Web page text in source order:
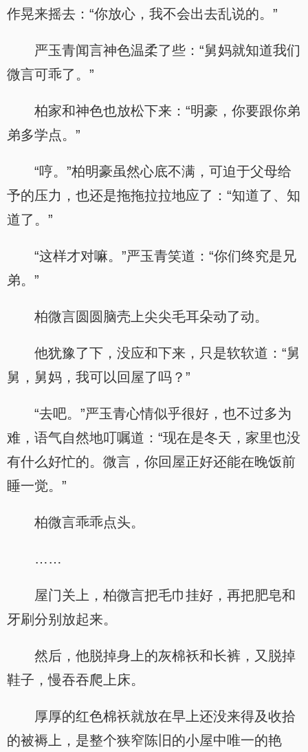
作晃来摇去：“你放心，我不会出去乱说的。”
严玉青闻言神色温柔了些：“舅妈就知道我们
微言可乖了。”
柏家和神色也放松下来：“明豪，你要跟你弟
弟多学点。”
“哼。”柏明豪虽然心底不满，可迫于父母给
予的压力，也还是拖拖拉拉地应了：“知道了、知
道了。”
“这样才对嘛。”严玉青笑道：“你们终究是兄
弟。”
柏微言圆圆脑壳上尖尖毛耳朵动了动。
他犹豫了下，没应和下来，只是软软道：“舅
舅，舅妈，我可以回屋了吗？”
“去吧。”严玉青心情似乎很好，也不过多为
难，语气自然地叮嘱道：“现在是冬天，家里也没
有什么好忙的。微言，你回屋正好还能在晚饭前
睡一觉。”
柏微言乖乖点头。
……
屋门关上，柏微言把毛巾挂好，再把肥皂和
牙刷分别放起来。
然后，他脱掉身上的灰棉袄和长裤，又脱掉
鞋子，慢吞吞爬上床。
厚厚的红色棉袄就放在早上还没来得及收拾
的被褥上，是整个狭窄陈旧的小屋中唯一的艳